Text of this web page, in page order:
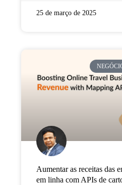
25 de março de 2025
Aumentar as receitas das
em linha com APIs de